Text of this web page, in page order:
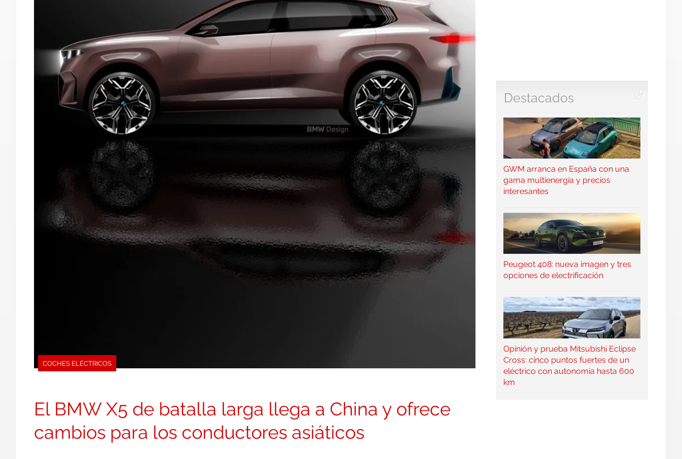
COCHES ELÉCTRICOS
El BMW X5 de batalla larga llega a China y ofrece
cambios para los conductores asiáticos
Destacados
GWM arranca en España con una
gama multienergía y precios
interesantes
Peugeot 408: nueva imagen y tres
opciones de electrificación
Opinión y prueba Mitsubishi Eclipse
Cross: cinco puntos fuertes de un
eléctrico con autonomía hasta 600
km